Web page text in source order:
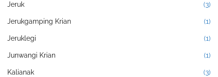
Jeruk (3)
Jerukgamping Krian (1)
Jeruklegi (1)
Junwangi Krian (1)
Kalianak (3)